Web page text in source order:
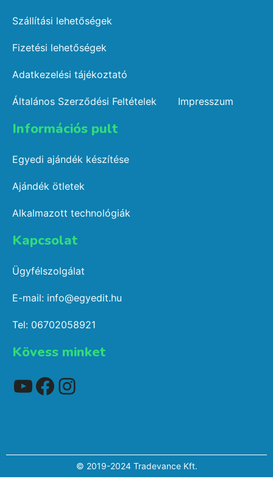
Szállítási lehetőségek
Fizetési lehetőségek
Adatkezelési tájékoztató
Általános Szerződési Feltételek Impresszum
Információs pult​
Egyedi ajándék készítése
Ajándék ötletek
Alkalmazott technológiák
Kapcsolat​
Ügyfélszolgálat
E-mail: info@egyedit.hu
Tel: 06702058921
Kövess minket
YouTube
Facebook
Instagram
© 2019-2024 Tradevance Kft.
Elem hozzáadva a kosárhoz.